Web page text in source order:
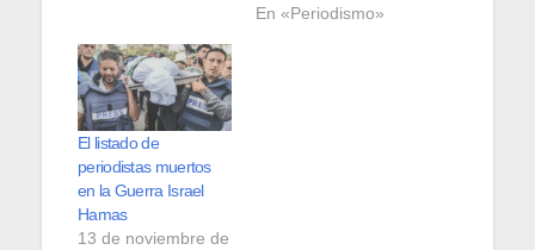
En «Periodismo»
El listado de
periodistas muertos
en la Guerra Israel
Hamas
13 de noviembre de